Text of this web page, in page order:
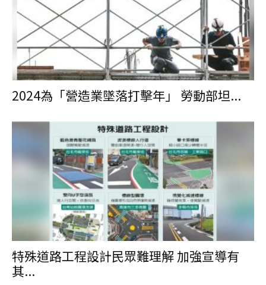
2024為「營造業墜落打擊年」 勞動部坦...
特殊道路工程設計民眾難理解 加強宣導有
其...